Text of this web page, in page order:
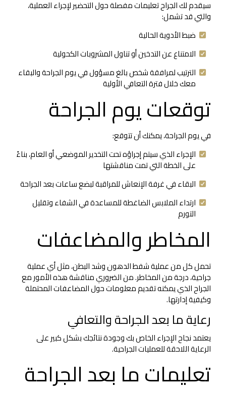
سيقدم لك الجراح تعليمات مفصلة حول التحضير لإجراء العملية،
والتي قد تشمل:
ضبط الأدوية الحالية
الامتناع عن التدخين أو تناول المشروبات الكحولية
الترتيب لمرافقة شخص بالغ مسؤول في يوم الجراحة والبقاء
معك خلال فترة التعافي الأولية
توقعات يوم الجراحة
في يوم الجراحة، يمكنك أن تتوقع:
الإجراء الذي سيتم إجراؤه تحت التخدير الموضعي أو العام، بناءً
على الخطة التي تمت مناقشتها
البقاء في غرفة الإنعاش للمراقبة لبضع ساعات بعد الجراحة
ارتداء الملابس الضاغطة للمساعدة في الشفاء وتقليل
التورم
المخاطر والمضاعفات
تحمل كل من عملية شفط الدهون وشد البطن، مثل أي عملية
جراحية، درجة من المخاطر. من الضروري مناقشة هذه الأمور مع
الجراح الذي يمكنه تقديم معلومات حول المضاعفات المحتملة
وكيفية إدارتها.
رعاية ما بعد الجراحة والتعافي
يعتمد نجاح الإجراء الخاص بك وجودة نتائجك بشكل كبير على
الرعاية اللاحقة للعمليات الجراحية.
تعليمات ما بعد الجراحة